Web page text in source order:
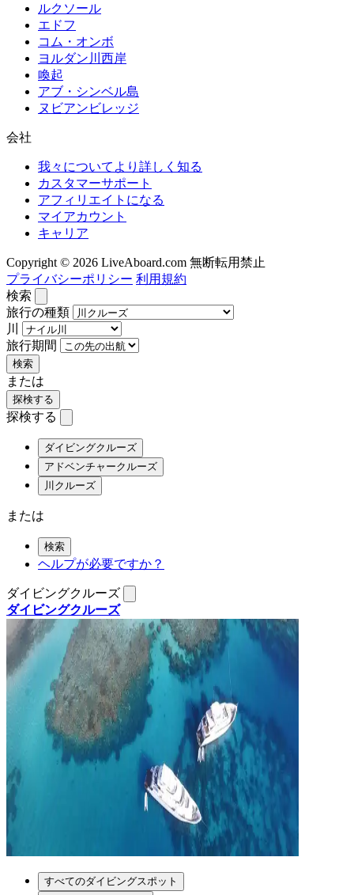
ルクソール
エドフ
コム・オンボ
ヨルダン川西岸
喚起
アブ・シンベル島
ヌビアンビレッジ
会社
我々についてより詳しく知る
カスタマーサポート
アフィリエイトになる
マイアカウント
キャリア
Copyright © 2026 LiveAboard.com 無断転用禁止
プライバシーポリシー 利用規約
検索
旅行の種類
川
旅行期間
検索
または
探検する
探検する
ダイビングクルーズ
アドベンチャークルーズ
川クルーズ
または
検索
ヘルプが必要ですか？
ダイビングクルーズ
ダイビングクルーズ
すべてのダイビングスポット